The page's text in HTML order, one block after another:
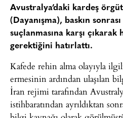
Avustralya’daki kardeş
(Dayanışma), baskın
suçlanmasına karşı
gerektiğini hatırlattı.
Kafede rehin alma olayıyla
ermesinin ardından ulaşılan
İran rejimi tarafından
istihbaratından ayrıldıktan